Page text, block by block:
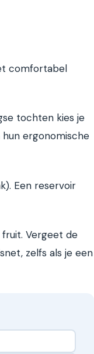
comfortabel
tochten kies je
ergonomische
Een reservoir
Vergeet de
zelfs als je een